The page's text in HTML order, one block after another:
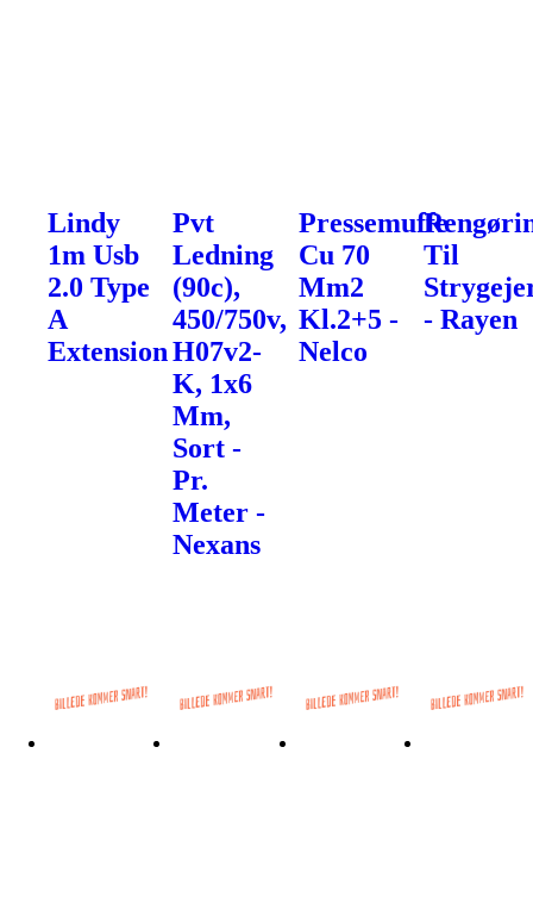
Lindy
1m Usb
2.0 Type
A
Extension
Pvt
Ledning
(90c),
450/750v,
H07v2-
K, 1x6
Mm,
Sort -
Pr.
Meter -
Nexans
Pressemuffe
Cu 70
Mm2
Kl.2+5 -
Nelco
Til
- Rayen